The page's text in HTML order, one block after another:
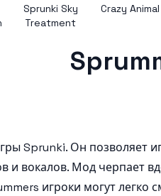
Sprunki Sky
Treatment
Crazy
Sprunki. Он позволяет
вокалов. Мод черпает
игроки могут